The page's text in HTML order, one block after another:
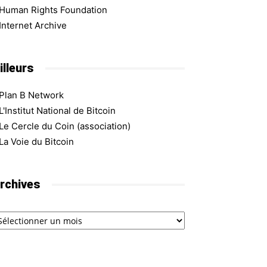
Human Rights Foundation
Internet Archive
Plan B Network
L'Institut National de Bitcoin
Le Cercle du Coin (association)
La Voie du Bitcoin